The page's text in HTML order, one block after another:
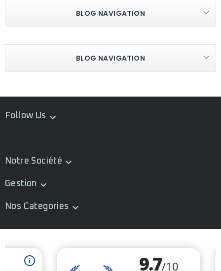
BLOG NAVIGATION
BLOG NAVIGATION
Follow Us 
Notre Société 
Gestion 
Nos Categories 